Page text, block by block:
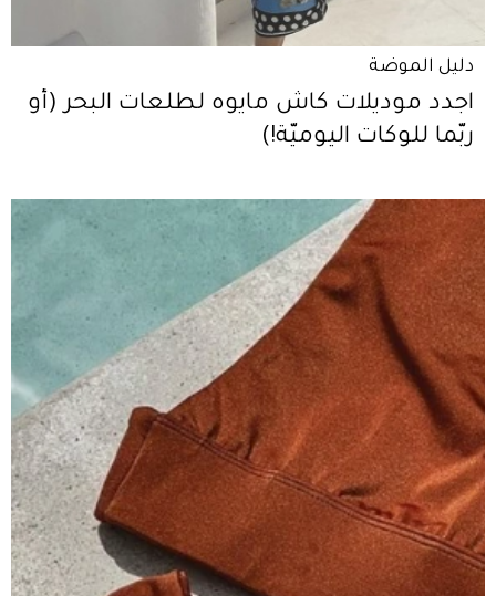
دليل الموضة
اجدد موديلات كاش مايوه لطلعات البحر (أو
ربّما للوكات اليوميّة!)